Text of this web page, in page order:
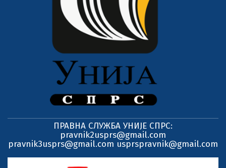
ПРАВНА СЛУЖБА УНИЈЕ СПРС:
pravnik2usprs@gmail.com
pravnik3usprs@gmail.com usprspravnik@gmail.com